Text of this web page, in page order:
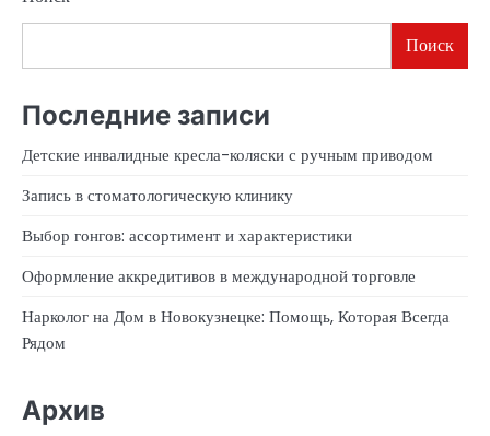
Поиск
Последние записи
Детские инвалидные кресла-коляски с ручным приводом
Запись в стоматологическую клинику
Выбор гонгов: ассортимент и характеристики
Оформление аккредитивов в международной торговле
Нарколог на Дом в Новокузнецке: Помощь, Которая Всегда
Рядом
Архив